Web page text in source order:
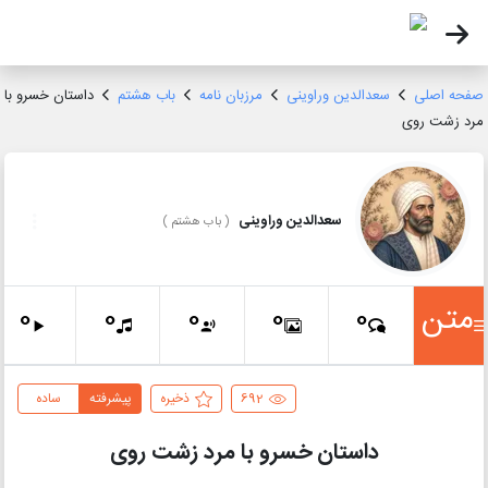
صفحه اصلی سعدالدین وراوینی مرزبان نامه باب هشتم
داستان خسرو با
مرد زشت روی
سعدالدین وراوینی (باب هشتم )
متن 0
0
0
0
0
692 ذخیره ساده پیشرفته
داستان خسرو با مرد زشت روی